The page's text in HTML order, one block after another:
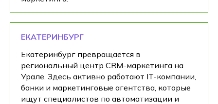
ЕКАТЕРИНБУРГ
Екатеринбург превращается в
региональный центр CRM-маркетинга на
Урале. Здесь активно работают IT-компании,
банки и маркетинговые агентства, которые
ищут специалистов по автоматизации и